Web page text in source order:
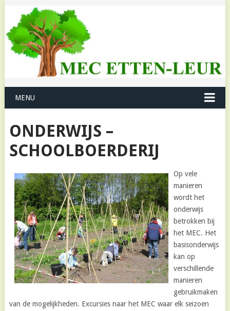
MENU
ONDERWIJS –
SCHOOLBOERDERIJ
Op vele
manieren
wordt het
onderwijs
betrokken bij
het MEC. Het
basisonderwijs
kan op
verschillende
manieren
gebruikmaken
van de mogelijkheden. Excursies naar het MEC waar elk seizoen